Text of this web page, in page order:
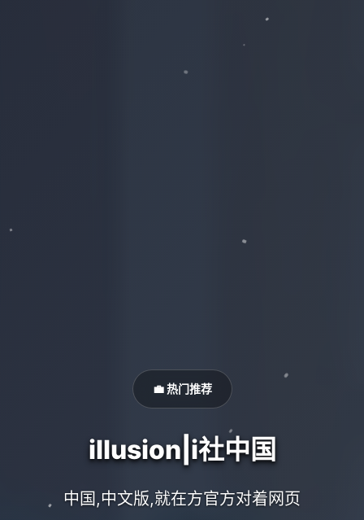
💼 热门推荐
illusion|i社中国
中国,中文版,就在方官方对着网页